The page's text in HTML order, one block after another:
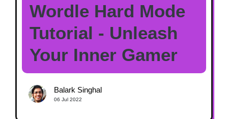
Wordle Hard Mode
Tutorial - Unleash
Your Inner Gamer
Balark Singhal
06 Jul 2022